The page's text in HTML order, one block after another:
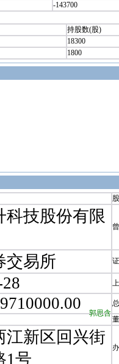
-143700
持股数(股)
18300
1800
科技股份有限
交易所
郭思含
江新区回兴街
1号